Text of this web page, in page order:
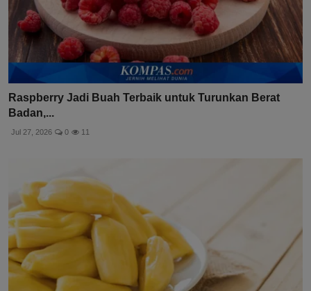
Raspberry Jadi Buah Terbaik untuk Turunkan Berat
Badan,...
Jul 27, 2026 0 11